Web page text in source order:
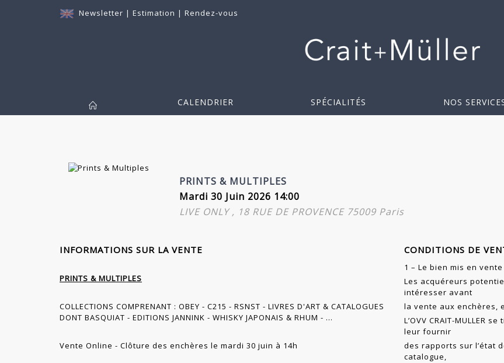
Newsletter | Estimation | Rendez-vous
CALENDRIER SPÉCIALITÉS NOS
PRINTS & MULTIPLES
Mardi 30 Juin 2026 14:00
LIVE ONLY , 18 RUE DE PROVENCE 75009 Paris
INFORMATIONS SUR LA VENTE
PRINTS & MULTIPLES
COLLECTIONS COMPRENANT : OBEY - C215 - RSNST - LIVRES D'ART & CATALOGUES
DONT BASQUIAT - EDITIONS JANNINK - WHISKY JAPONAIS & RHUM - ...
Vente Online - Clôture des enchères le mardi 30 juin à 14h
CONDITIONS DE
1 – Le bien mis en vente
Les acquéreurs
intéresser avant
la vente aux enchères,
L’OVV CRAIT-
leur fournir
des rapports sur l’état
catalogue,